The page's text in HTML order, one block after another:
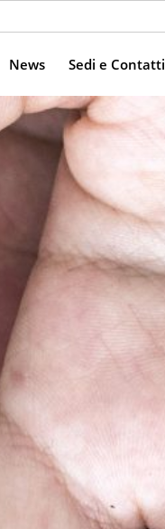
News Sedi e Contatti